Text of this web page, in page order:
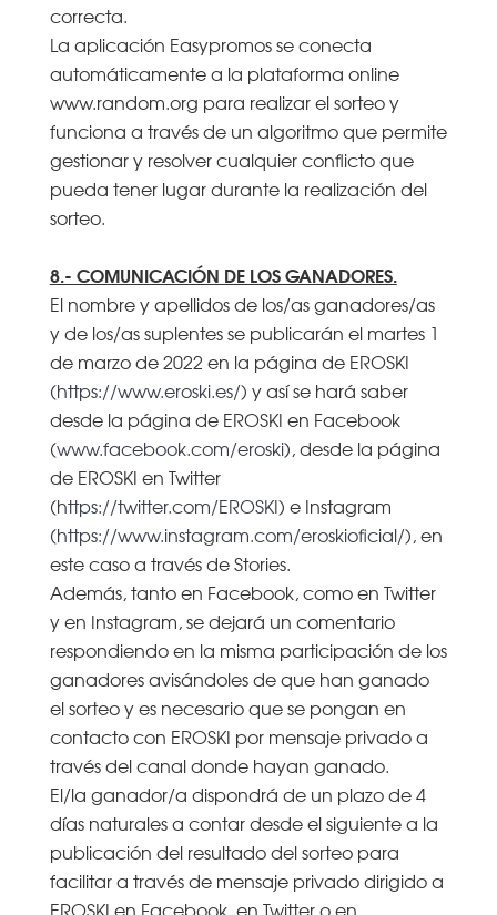
correcta.
La aplicación Easypromos se conecta
automáticamente a la plataforma online
www.random.org para realizar el sorteo y
funciona a través de un algoritmo que permite
gestionar y resolver cualquier conflicto que
pueda tener lugar durante la realización del
sorteo.
8.- COMUNICACIÓN DE LOS GANADORES.
El nombre y apellidos de los/as ganadores/as
y de los/as suplentes se publicarán el martes 1
de marzo de 2022 en la página de EROSKI
(https://www.eroski.es/) y así se hará saber
desde la página de EROSKI en Facebook
(www.facebook.com/eroski), desde la página
de EROSKI en Twitter
(https://twitter.com/EROSKI) e Instagram
(https://www.instagram.com/eroskioficial/), en
este caso a través de Stories.
Además, tanto en Facebook, como en Twitter
y en Instagram, se dejará un comentario
respondiendo en la misma participación de los
ganadores avisándoles de que han ganado
el sorteo y es necesario que se pongan en
contacto con EROSKI por mensaje privado a
través del canal donde hayan ganado.
El/la ganador/a dispondrá de un plazo de 4
días naturales a contar desde el siguiente a la
publicación del resultado del sorteo para
facilitar a través de mensaje privado dirigido a
EROSKI en Facebook, en Twitter o en